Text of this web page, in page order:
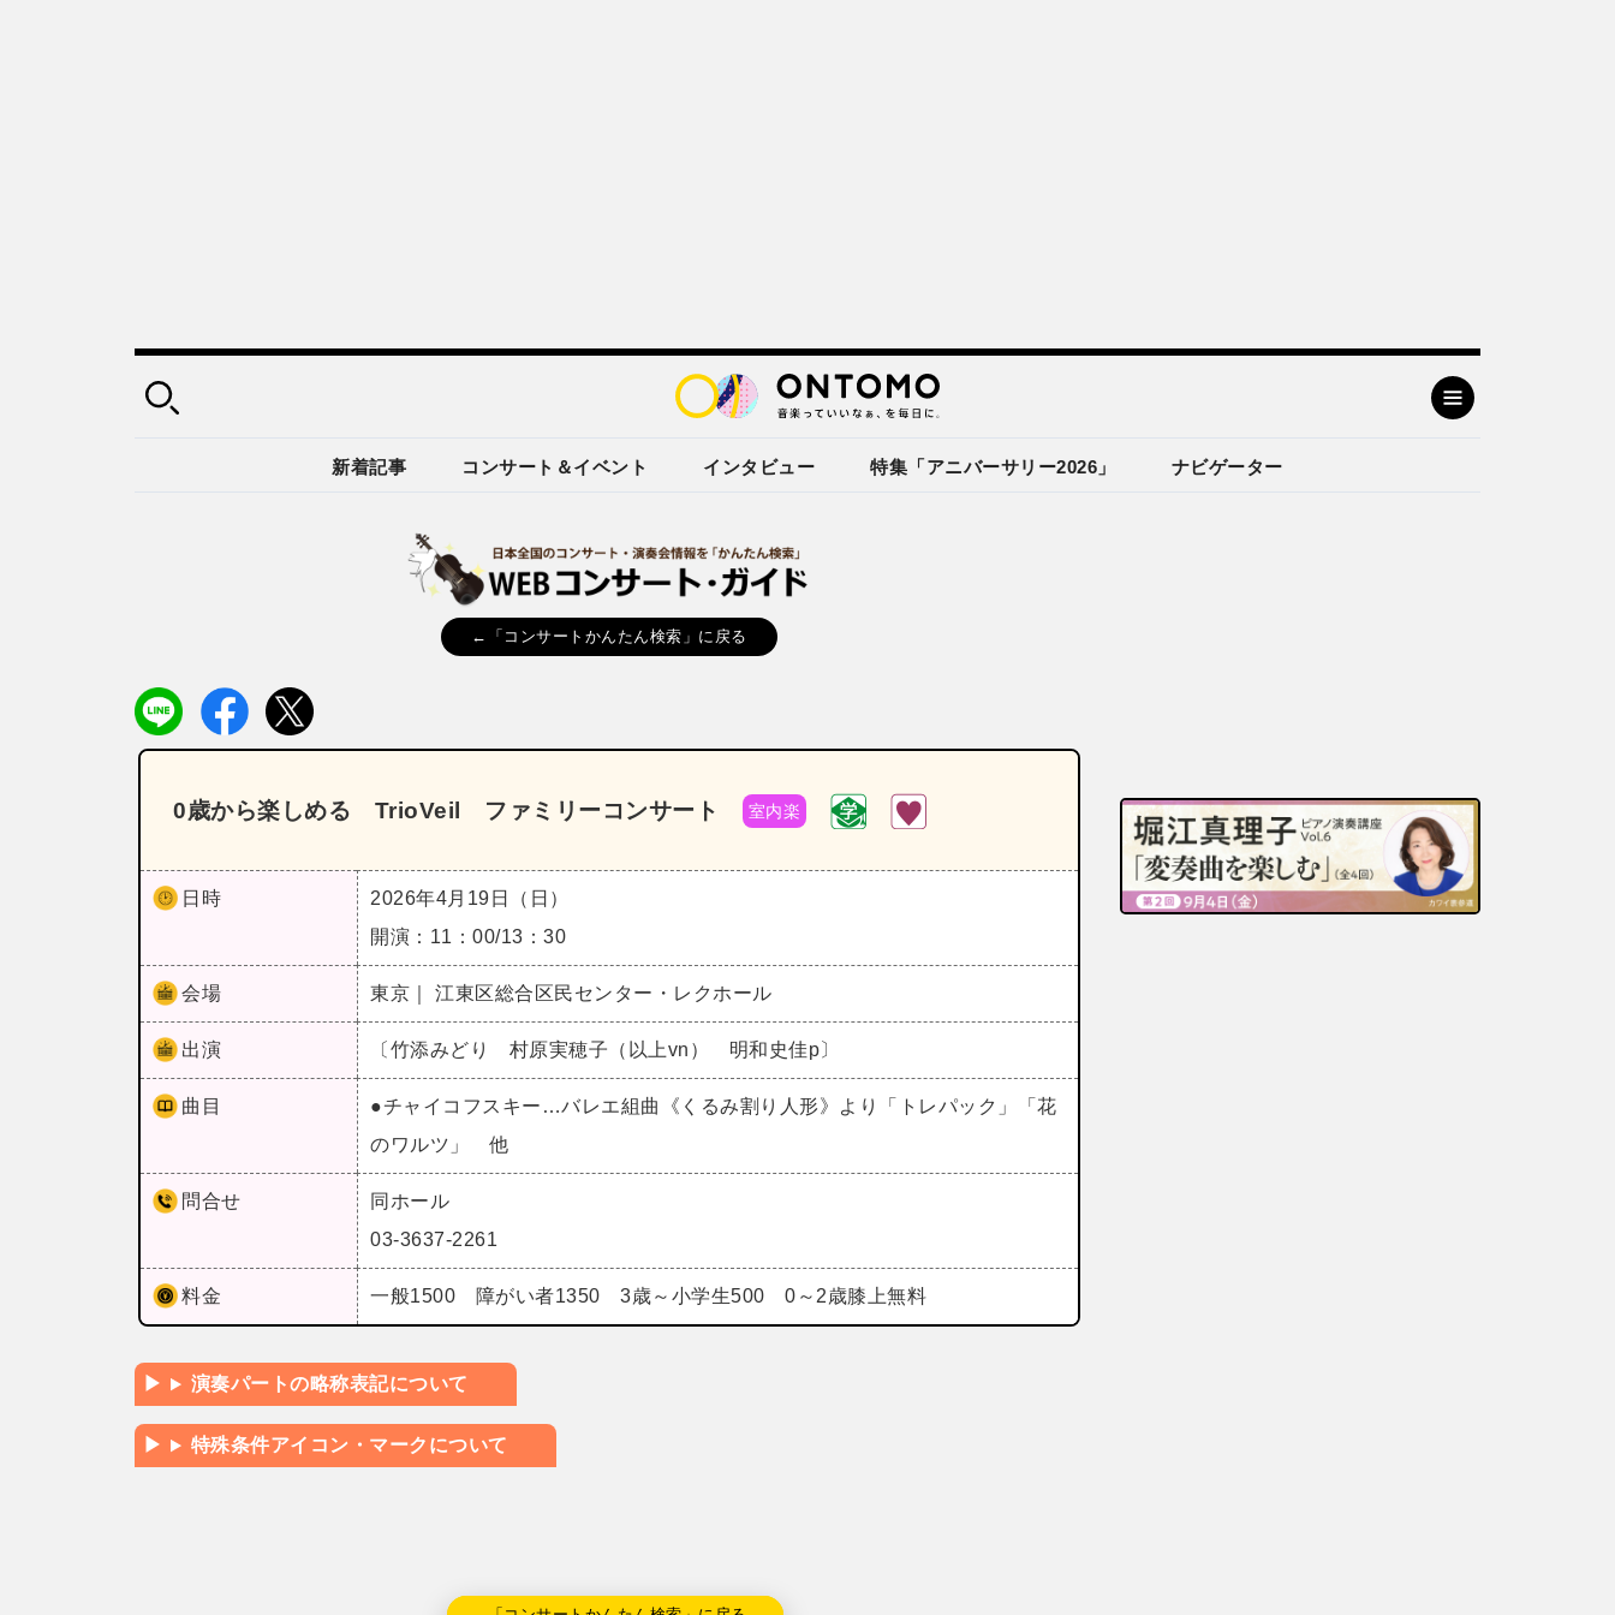
新着記事 コンサート＆イベント インタビュー 特集「アニバーサリー2026」 ナビゲーター
←「コンサートかんたん検索」に戻る
0歳から楽しめる TrioVeil ファミリーコンサート 室内楽
日時
2026年4月19日（日）
開演：11：00/13：30
会場 東京｜ 江東区総合区民センター・レクホール
出演 〔竹添みどり 村原実穂子（以上vn） 明和史佳p〕
曲目
●チャイコフスキー…バレエ組曲《くるみ割り人形》より「トレパック」「花
のワルツ」 他
問合せ
同ホール
03-3637-2261
料金 一般1500 障がい者1350 3歳～小学生500 0～2歳膝上無料
演奏パートの略称表記について
特殊条件アイコン・マークについて